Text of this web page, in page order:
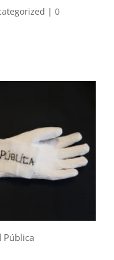
| 0
Pública